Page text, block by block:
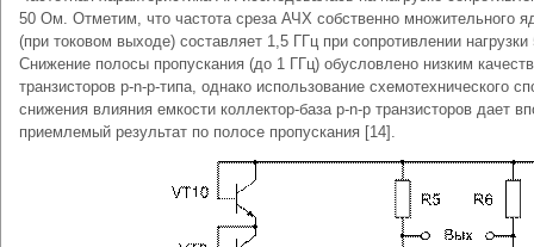
50 Ом. Отметим, что частота среза АЧХ собственно множительного
(при токовом выходе) составляет 1,5 ГГц при сопротивлении
Снижение полосы пропускания (до 1 ГГц) обусловлено низким
транзисторов p-n-p-типа, однако использование схемотехнического
снижения влияния емкости коллектор-база p-n-p транзисторов дает
приемлемый результат по полосе пропускания [14].